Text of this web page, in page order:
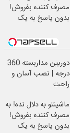
مصرف کننده بفروش!
بدون پاسخ به یک
دوربین مداربسته 360
درجه | نصب آسان و
راحت
ماشینتو به دلال نده! به
مصرف کننده بفروش!
بدون پاسخ به یک